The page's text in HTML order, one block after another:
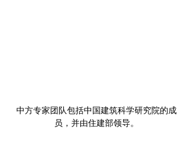
中方专家团队包括中国建筑科学研究院的成
员，并由住建部领导。